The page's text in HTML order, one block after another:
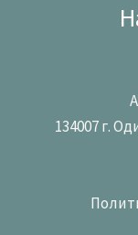
134007 г.